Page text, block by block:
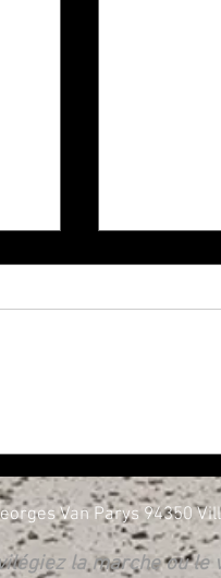
NOUVELLE
CHEZ H-D
Van Parys 94350
la marche ou le